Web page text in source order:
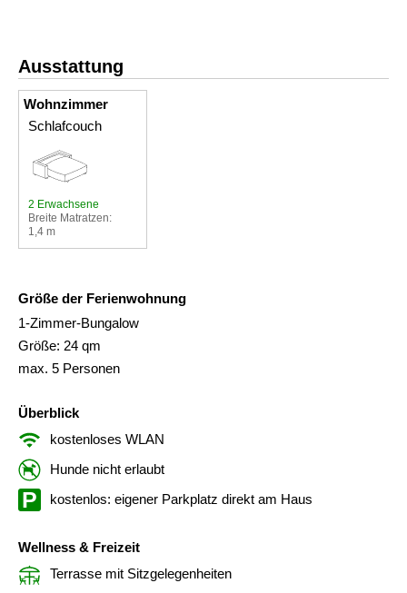
Ausstattung
Wohnzimmer
Schlafcouch
2 Erwachsene
Breite Matratzen:
1,4 m
Größe der Ferienwohnung
1-Zimmer-Bungalow
Größe: 24 qm
max. 5 Personen
Überblick
kostenloses WLAN
Hunde nicht erlaubt
kostenlos: eigener Parkplatz direkt am Haus
Wellness & Freizeit
Terrasse mit Sitzgelegenheiten